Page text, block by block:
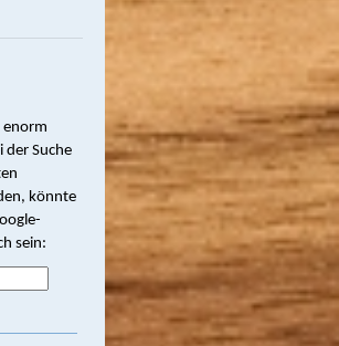
enorm
der Suche
könnte
sein: